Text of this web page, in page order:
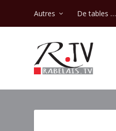
Autres De tables …